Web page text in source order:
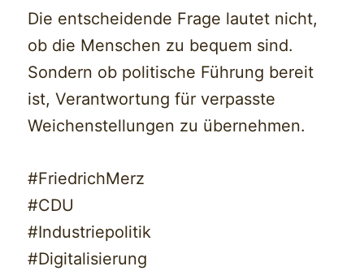
Die entscheidende Frage lautet nicht,
ob die Menschen zu bequem sind.
Sondern ob politische Führung bereit
ist, Verantwortung für verpasste
Weichenstellungen zu übernehmen.
#FriedrichMerz
#CDU
#Industriepolitik
#Digitalisierung